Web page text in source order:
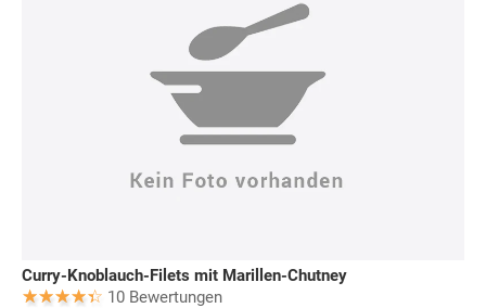
Curry-Knoblauch-Filets mit Marillen-Chutney
10 Bewertungen